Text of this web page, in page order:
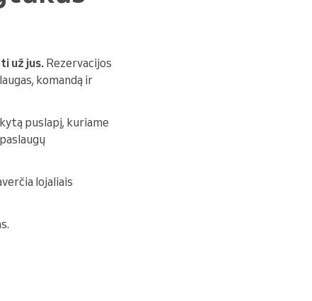
už jus.Rezervacijos
komandą ir
puslapį, kuriame
lojaliais